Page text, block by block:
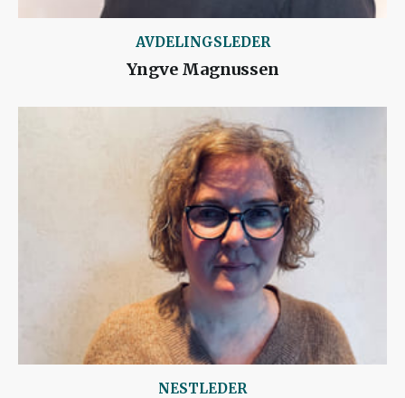
AVDELINGSLEDER
Yngve Magnussen
NESTLEDER